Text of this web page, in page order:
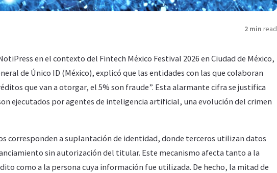
2 min read
en el contexto del Fintech México Festival 2026 en Ciudad de México,
de Único ID (México), explicó que las entidades con las que colaboran
que van a otorgar, el 5% son fraude”. Esta alarmante cifra se justifica
ejecutados por agentes de inteligencia artificial, una evolución del crimen
corresponden a suplantación de identidad, donde terceros utilizan datos
sin autorización del titular. Este mecanismo afecta tanto a la
como a la persona cuya información fue utilizada. De hecho, la mitad de